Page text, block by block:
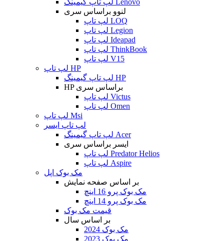
لپ تاپ گیمینگ Lenovo
لنوو براساس سری
لپ تاپ LOQ
لپ تاپ Legion
لپ تاپ Ideapad
لپ تاپ ThinkBook
لپ تاپ V15
لپ تاپ HP
لپ تاپ گیمینگ HP
HP براساس سری
لپ تاپ Victus
لپ تاپ Omen
لپ تاپ Msi
لپ تاپ ایسر
لپ تاپ گیمینگ Acer
ایسر براساس سری
لپ تاپ Predator Helios
لپ تاپ Aspire
مک بوک اپل
بر اساس صفحه نمایش
مک بوک پرو 16 اینچ
مک بوک پرو 14 اینچ
قیمت مک بوک
بر اساس سال
مک بوک 2024
مک بوک 2023